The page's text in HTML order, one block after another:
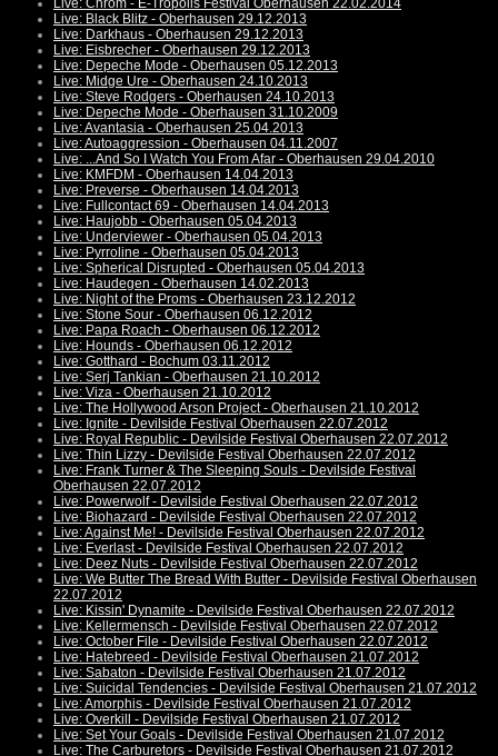
Live: Chrom - E-Tropolis Festival Oberhausen 22.02.2014
Live: Black Blitz - Oberhausen 29.12.2013
Live: Darkhaus - Oberhausen 29.12.2013
Live: Eisbrecher - Oberhausen 29.12.2013
Live: Depeche Mode - Oberhausen 05.12.2013
Live: Midge Ure - Oberhausen 24.10.2013
Live: Steve Rodgers - Oberhausen 24.10.2013
Live: Depeche Mode - Oberhausen 31.10.2009
Live: Avantasia - Oberhausen 25.04.2013
Live: Autoaggression - Oberhausen 04.11.2007
Live: ...And So I Watch You From Afar - Oberhausen 29.04.2010
Live: KMFDM - Oberhausen 14.04.2013
Live: Preverse - Oberhausen 14.04.2013
Live: Fullcontact 69 - Oberhausen 14.04.2013
Live: Haujobb - Oberhausen 05.04.2013
Live: Underviewer - Oberhausen 05.04.2013
Live: Pyrroline - Oberhausen 05.04.2013
Live: Spherical Disrupted - Oberhausen 05.04.2013
Live: Haudegen - Oberhausen 14.02.2013
Live: Night of the Proms - Oberhausen 23.12.2012
Live: Stone Sour - Oberhausen 06.12.2012
Live: Papa Roach - Oberhausen 06.12.2012
Live: Hounds - Oberhausen 06.12.2012
Live: Gotthard - Bochum 03.11.2012
Live: Serj Tankian - Oberhausen 21.10.2012
Live: Viza - Oberhausen 21.10.2012
Live: The Hollywood Arson Project - Oberhausen 21.10.2012
Live: Ignite - Devilside Festival Oberhausen 22.07.2012
Live: Royal Republic - Devilside Festival Oberhausen 22.07.2012
Live: Thin Lizzy - Devilside Festival Oberhausen 22.07.2012
Live: Frank Turner & The Sleeping Souls - Devilside Festival
Oberhausen 22.07.2012
Live: Powerwolf - Devilside Festival Oberhausen 22.07.2012
Live: Biohazard - Devilside Festival Oberhausen 22.07.2012
Live: Against Me! - Devilside Festival Oberhausen 22.07.2012
Live: Everlast - Devilside Festival Oberhausen 22.07.2012
Live: Deez Nuts - Devilside Festival Oberhausen 22.07.2012
Live: We Butter The Bread With Butter - Devilside Festival Oberhausen
22.07.2012
Live: Kissin' Dynamite - Devilside Festival Oberhausen 22.07.2012
Live: Kellermensch - Devilside Festival Oberhausen 22.07.2012
Live: October File - Devilside Festival Oberhausen 22.07.2012
Live: Hatebreed - Devilside Festival Oberhausen 21.07.2012
Live: Sabaton - Devilside Festival Oberhausen 21.07.2012
Live: Suicidal Tendencies - Devilside Festival Oberhausen 21.07.2012
Live: Amorphis - Devilside Festival Oberhausen 21.07.2012
Live: Overkill - Devilside Festival Oberhausen 21.07.2012
Live: Set Your Goals - Devilside Festival Oberhausen 21.07.2012
Live: The Carburetors - Devilside Festival Oberhausen 21.07.2012